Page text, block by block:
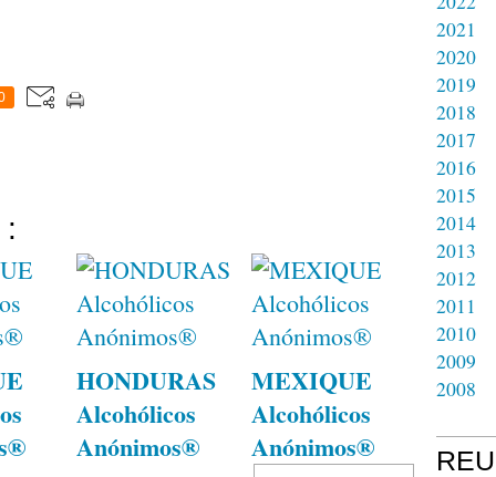
HONDURAS
Alcohólicos
Anónimos®
MEXIQUE
Alcohólicos
Anónimos®
2021
2020
2019
2018
2017
2016
2015
2014
2013
2012
2011
2010
2009
2008